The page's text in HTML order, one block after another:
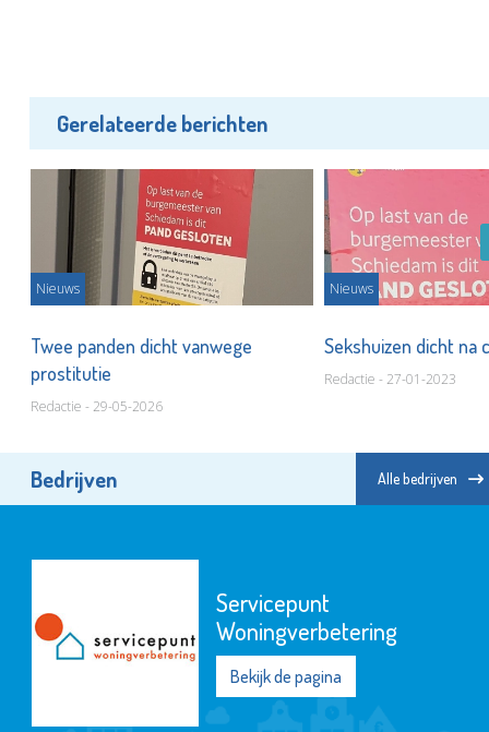
Gerelateerde berichten
Nieuws
Twee panden dicht vanwege
prostitutie
Redactie - 29-05-2026
Nieuws
Sekshuizen dicht na
Redactie - 27-01-2023
Bedrijven Alle bedrijven
Servicepunt
Woningverbetering
Bekijk de pagina